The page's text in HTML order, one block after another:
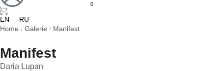
0
EN
RU
Home / Galerie / Manifest
Manifest
Daria Lupan